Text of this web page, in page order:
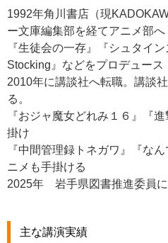
1992年角川書店（現
ー文庫編集部を経てアニメ部へ
『生徒会の一存』『シュタイ
Stocking』などをプロデュース
2010年に講談社へ転職。講談
る。
『おジャ魔女どれみ１６』『
掛け
『中間管理録トネガワ』『な
ニメも手掛ける
2025年 岩手県図書推進委員
主な講演実績